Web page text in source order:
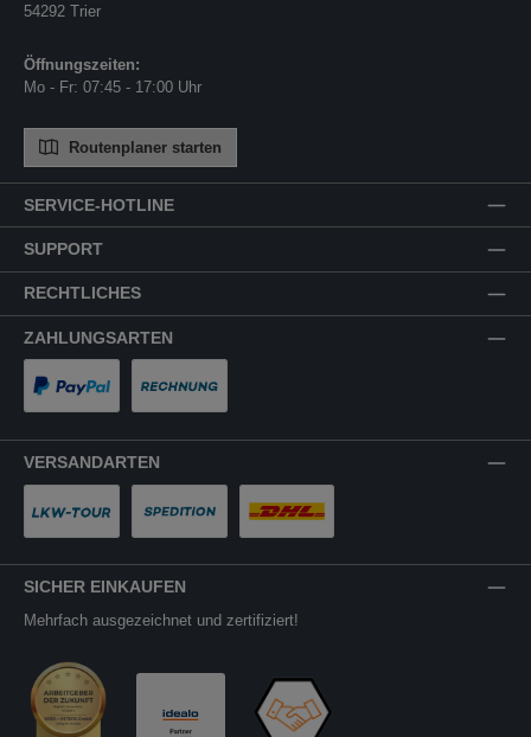
SERVICE-HOTLINE
SUPPORT
RECHTLICHES
ZAHLUNGSARTEN
VERSANDARTEN
54292 Trier
Öffnungszeiten:
Mo - Fr: 07:45 - 17:00 Uhr
Routenplaner starten
SICHER EINKAUFEN
Mehrfach ausgezeichnet und zertifiziert!